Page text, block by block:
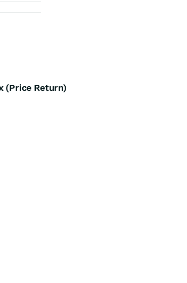
(Price Return)